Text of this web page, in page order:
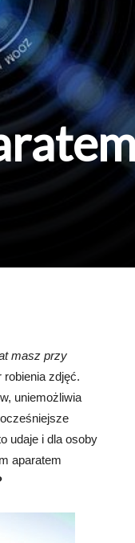
masz przy
zdjęć.
uniemożliwia
udaje i dla osoby
aparatem